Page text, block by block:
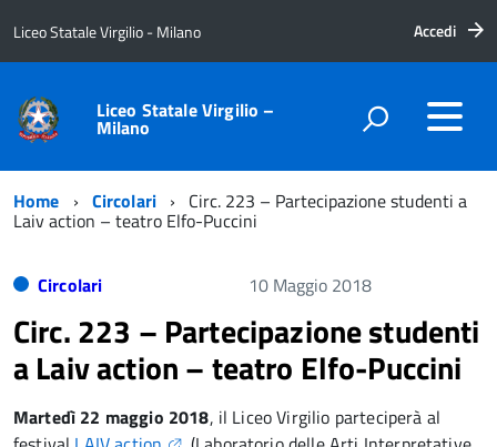
Liceo Statale Virgilio - Milano Accedi
Liceo Statale Virgilio –
Milano
Home Circolari Circ. 223 – Partecipazione studenti a
Laiv action – teatro Elfo-Puccini
Circolari 10 Maggio 2018
Circ. 223 – Partecipazione studenti
a Laiv action – teatro Elfo-Puccini
Martedì 22 maggio 2018, il Liceo Virgilio parteciperà al